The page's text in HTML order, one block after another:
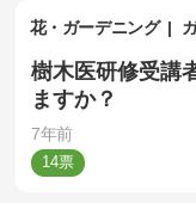
花・ガーデニング
樹木医研修受講
ますか？
7年前
14